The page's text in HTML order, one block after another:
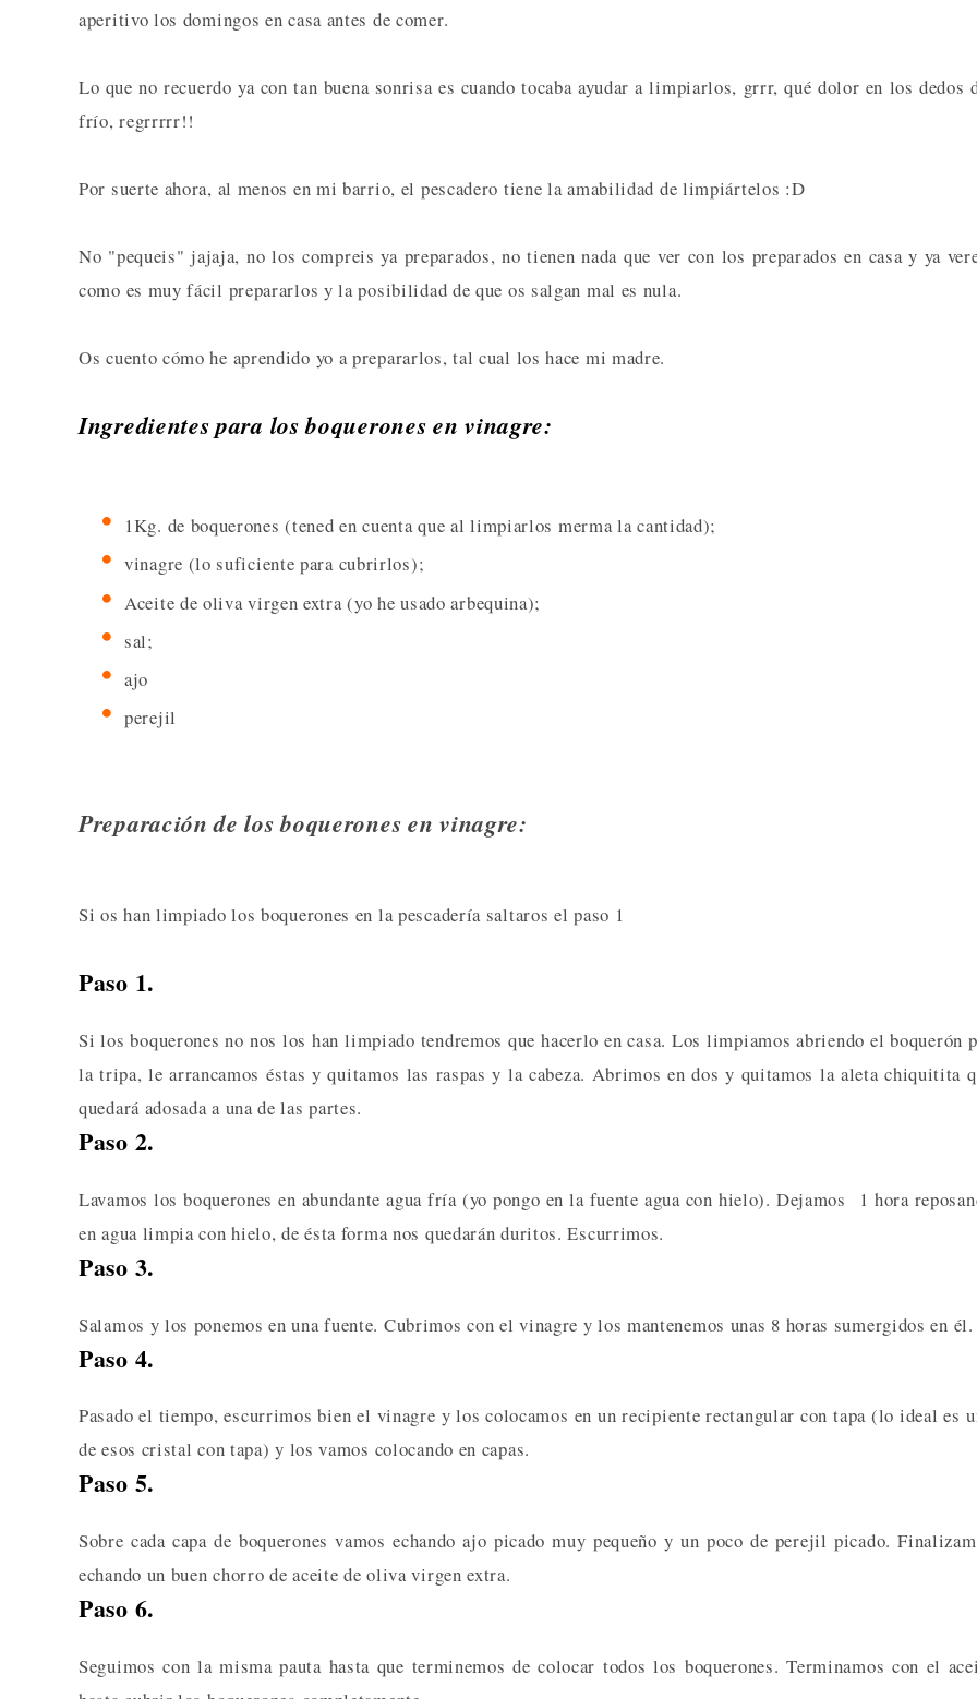
aperitivo los domingos en casa antes de comer.
Lo que no recuerdo ya con tan buena sonrisa es cuando tocaba ayudar a limpiarlos, grrr, qué dolor en los dedos
frío, regrrrrr!!
Por suerte ahora, al menos en mi barrio, el pescadero tiene la amabilidad de limpiártelos :D
No "pequeis" jajaja, no los compreis ya preparados, no tienen nada que ver con los preparados en casa y ya
como es muy fácil prepararlos y la posibilidad de que os salgan mal es nula.
Os cuento cómo he aprendido yo a prepararlos, tal cual los hace mi madre.
Ingredientes para los boquerones en vinagre:
1Kg. de boquerones (tened en cuenta que al limpiarlos merma la cantidad);
vinagre (lo suficiente para cubrirlos);
Aceite de oliva virgen extra (yo he usado arbequina);
sal;
ajo
perejil
Preparación de los boquerones en vinagre:
Si os han limpiado los boquerones en la pescadería saltaros el paso 1
Paso 1.
Si los boquerones no nos los han limpiado tendremos que hacerlo en casa. Los limpiamos abriendo el boquerón
la tripa, le arrancamos éstas y quitamos las raspas y la cabeza. Abrimos en dos y quitamos la aleta chiquitita
quedará adosada a una de las partes.
Paso 2.
Lavamos los boquerones en abundante agua fría (yo pongo en la fuente agua con hielo). Dejamos 1 hora
en agua limpia con hielo, de ésta forma nos quedarán duritos. Escurrimos.
Paso 3.
Salamos y los ponemos en una fuente. Cubrimos con el vinagre y los mantenemos unas 8 horas sumergidos en él.
Paso 4.
Pasado el tiempo, escurrimos bien el vinagre y los colocamos en un recipiente rectangular con tapa (lo ideal es
de esos cristal con tapa) y los vamos colocando en capas.
Paso 5.
Sobre cada capa de boquerones vamos echando ajo picado muy pequeño y un poco de perejil picado.
echando un buen chorro de aceite de oliva virgen extra.
Paso 6.
Seguimos con la misma pauta hasta que terminemos de colocar todos los boquerones. Terminamos con el